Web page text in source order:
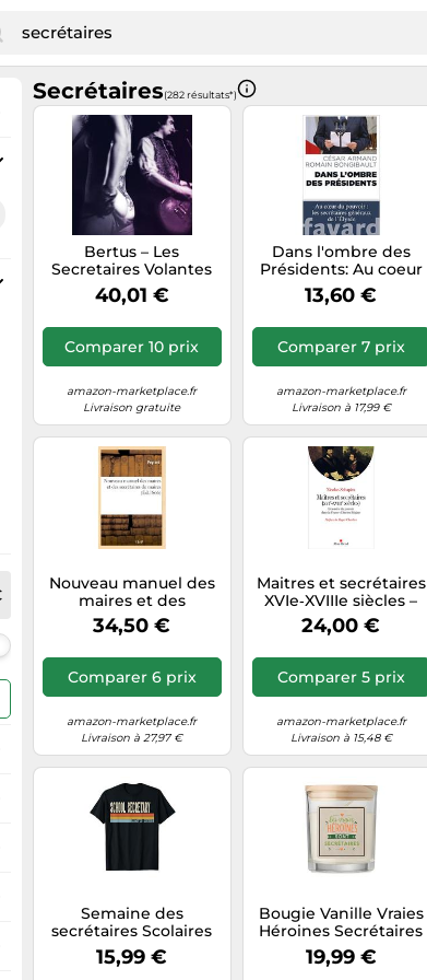
Secrétaires(282 résultats*)
Bertus – Les
Secretaires Volantes
40,01 €
Comparer 10 prix
amazon-marketplace.fr
Livraison gratuite
Dans l'ombre des
Présidents: Au coeur
du pouvoir : les
secrétaires généraux
13,60 €
Comparer 7 prix
amazon-marketplace.fr
Livraison à 17,99 €
Nouveau manuel des
maires et des
secrétaires de maires
34,50 €
Comparer 6 prix
amazon-marketplace.fr
Livraison à 27,97 €
Maitres et secrétaires
XVIe‑XVIIIe siècles –
L'exercice du pouvoir
en France d'Ancien
24,00 €
Comparer 5 prix
amazon-marketplace.fr
Livraison à 15,48 €
Semaine des
secrétaires Scolaires
Retro Vintage Retour
à l'école T-Shirt
15,99 €
Bougie Vanille Vraies
Héroines Secrétaires
Cadeau Saint Valentin
Femme
19,99 €